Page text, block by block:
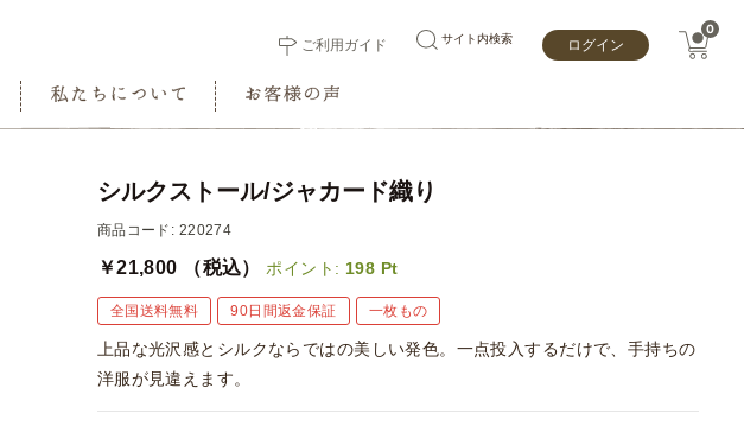
ご利用ガイド サイト内検索 ログイン
0
シルクストール/ジャカード織り
商品コード: 220274
￥21,800 （税込） ポイント: 198 Pt
全国送料無料 90日間返金保証 一枚もの
上品な光沢感とシルクならではの美しい発色。一点投入するだけで、手持ちの
洋服が見違えます。